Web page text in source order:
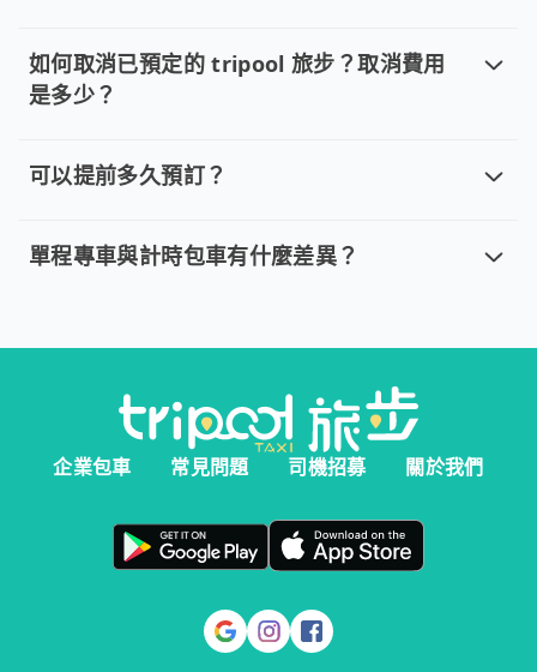
如何取消已預定的 tripool 旅步？取消費用
是多少？
可以提前多久預訂？
單程專車與計時包車有什麼差異？
企業包車 常見問題 司機招募 關於我們